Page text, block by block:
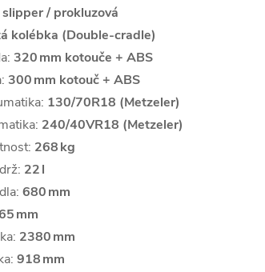
slipper / prokluzová
kolébka (Double‑cradle)
320 mm kotouče + ABS
300 mm kotouč + ABS
130/70R18 (Metzeler)
240/40VR18 (Metzeler)
268 kg
22 l
680 mm
mm
2380 mm
918 mm